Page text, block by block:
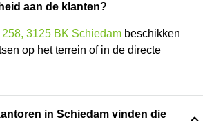
aan de klanten?
3125 BK Schiedam beschikken
op het terrein of in de directe
in Schiedam vinden die